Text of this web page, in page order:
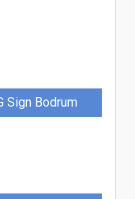
Sign Bodrum